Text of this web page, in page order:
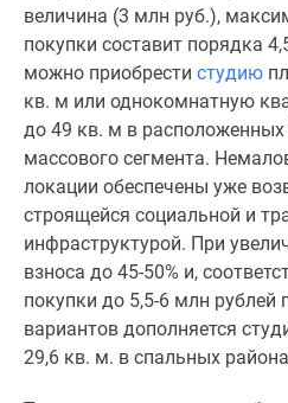
величина (3 млн руб.),
покупки составит порядка
можно приобрести студию
кв. м или однокомнатную
до 49 кв. м в
массового сегмента.
локации обеспечены уже
строящейся социальной и
инфраструктурой. При
взноса до 45-50% и,
покупки до 5,5-6 млн рублей
вариантов дополняется
29,6 кв. м. в спальных